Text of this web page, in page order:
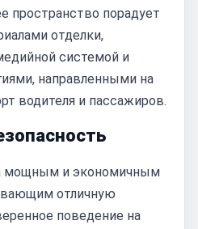
пространство порадует
отделки,
системой и
направленными на
водителя и пассажиров.
мощным и экономичным
отличную
поведение на